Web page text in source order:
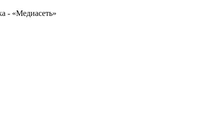
- «Медиасеть»